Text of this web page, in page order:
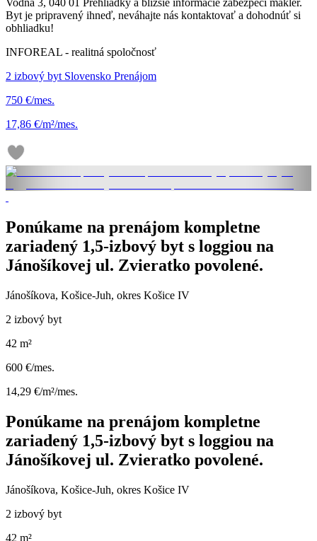
Vodná 3, 040 01 Prehliadky a bližšie informácie zabezpečí maklér.
Byt je pripravený ihneď, neváhajte nás kontaktovať a dohodnúť si
obhliadku!
INFOREAL - realitná spoločnosť
2 izbový byt Slovensko Prenájom
750 €/mes.
17,86 €/m²/mes.
Ponúkame na prenájom kompletne
zariadený 1,5-izbový byt s loggiou na
Jánošíkovej ul. Zvieratko povolené.
Jánošíkova, Košice-Juh, okres Košice IV
2 izbový byt
42 m²
600 €/mes.
14,29 €/m²/mes.
Ponúkame na prenájom kompletne
zariadený 1,5-izbový byt s loggiou na
Jánošíkovej ul. Zvieratko povolené.
Jánošíkova, Košice-Juh, okres Košice IV
2 izbový byt
42 m²